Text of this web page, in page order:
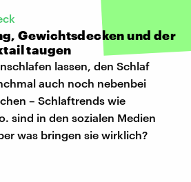
Gewichtsdecken und der
taugen
lassen, den Schlaf
auch noch nebenbei
– Schlaftrends wie
sind in den sozialen Medien
was bringen sie wirklich?